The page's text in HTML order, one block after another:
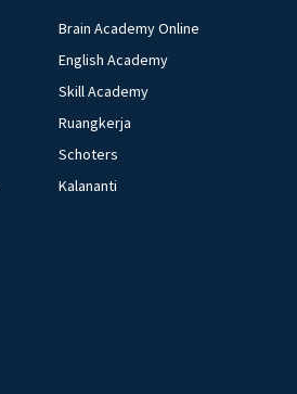
Brain Academy Online
English Academy
Skill Academy
Ruangkerja
Schoters
Kalananti